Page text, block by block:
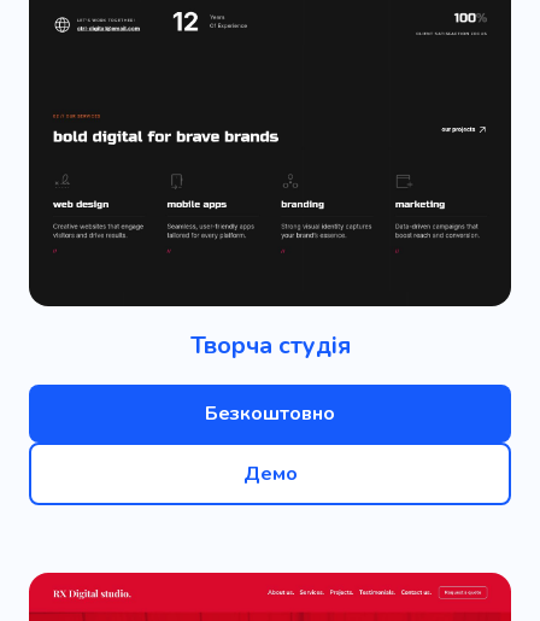
Творча студія
Безкоштовно
Демо